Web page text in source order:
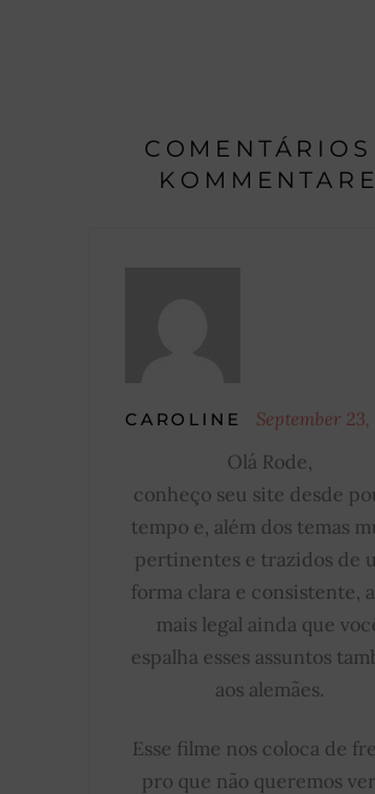
KOMMENTARE
CAROLINE September 23,
Olá Rode,
conheço seu site desde
tempo e, além dos temas
pertinentes e trazidos de
forma clara e consistente,
mais legal ainda que
espalha esses assuntos
aos alemães.
Esse filme nos coloca de
pro que não queremos